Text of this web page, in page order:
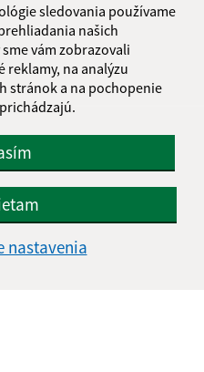
sledovania používame
našich
vám zobrazovali
reklamy, na analýzu
stránok a na pochopenie
nastavenia
90 01